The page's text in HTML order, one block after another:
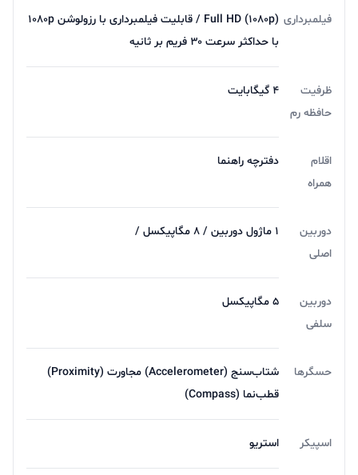
فیلمبرداری
Full HD (۱۰۸۰p) / قابلیت فیلمبرداری با رزولوشن ۱۰۸۰p
با حداکثر سرعت ۳۰ فریم بر ثانیه
ظرفیت
حافظه رم
4 گیگابایت
اقلام
همراه
دفترچه‌ راهنما
دوربین
اصلی
۱ ماژول دوربین / ۸ مگاپیکسل /
دوربین
سلفی
۵ مگاپیکسل
حسگرها
شتاب‌سنج (Accelerometer) مجاورت (Proximity)
قطب‌نما (Compass)
اسپیکر استریو